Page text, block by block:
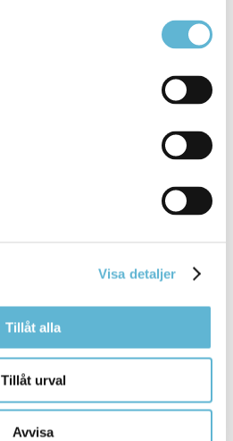
Visa detaljer
Tillåt alla
Tillåt urval
Avvisa